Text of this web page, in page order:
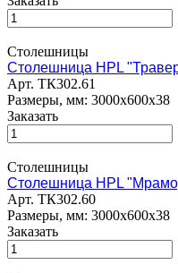
Столешницы
Столешница HPL
Арт. ТК302.61
Размеры, мм: 3000х600х38
Заказать
Столешницы
Столешница HPL
Арт. ТК302.60
Размеры, мм: 3000х600х38
Заказать